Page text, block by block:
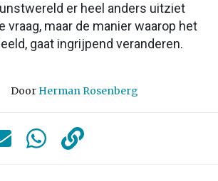
er heel anders uitziet
vraag, maar de manier waarop het
gaat ingrijpend veranderen.
Door Herman Rosenberg